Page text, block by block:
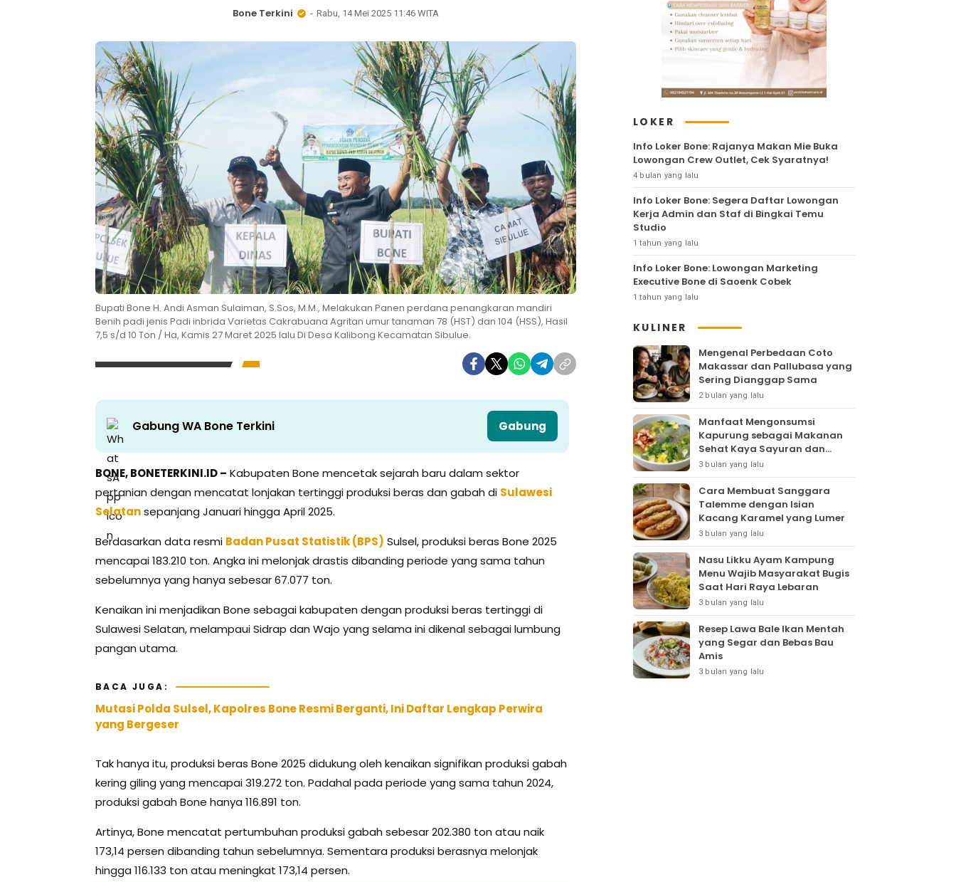
Bone Terkini Rabu, 14 Mei 2025 11:46 WITA
Bupati Bone H. Andi Asman Sulaiman, S.Sos, M.M., Melakukan Panen perdana penangkaran mandiri
Benih padi jenis Padi inbrida Varietas Cakrabuana Agritan umur tanaman 78 (HST) dan 104 (HSS), Hasil
7,5 s/d 10 Ton / Ha, Kamis 27 Maret 2025 lalu Di Desa Kalibong Kecamatan Sibulue.
Gabung WA Bone Terkini Gabung
BONE, BONETERKINI.ID – Kabupaten Bone mencetak sejarah baru dalam sektor
pertanian dengan mencatat lonjakan tertinggi produksi beras dan gabah di Sulawesi
Selatansepanjang Januari hingga April 2025.
Berdasarkan data resmi Badan Pusat Statistik (BPS) Sulsel, produksi beras Bone 2025
mencapai 183.210 ton. Angka ini melonjak drastis dibanding periode yang sama tahun
sebelumnya yang hanya sebesar 67.077 ton.
Kenaikan ini menjadikan Bone sebagai kabupaten dengan produksi beras tertinggi di
Sulawesi Selatan, melampaui Sidrap dan Wajo yang selama ini dikenal sebagai lumbung
pangan utama.
BACA JUGA:
Mutasi Polda Sulsel, Kapolres Bone Resmi Berganti, Ini Daftar Lengkap Perwira
yang Bergeser
Tak hanya itu, produksi beras Bone 2025 didukung oleh kenaikan signifikan produksi gabah
kering giling yang mencapai 319.272 ton. Padahal pada periode yang sama tahun 2024,
produksi gabah Bone hanya 116.891 ton.
Artinya, Bone mencatat pertumbuhan produksi gabah sebesar 202.380 ton atau naik
173,14 persen dibanding tahun sebelumnya. Sementara produksi berasnya melonjak
hingga 116.133 ton atau meningkat 173,14 persen.
LOKER
Info Loker Bone: Rajanya Makan Mie Buka
Lowongan Crew Outlet, Cek Syaratnya!
4 bulan yang lalu
Info Loker Bone: Segera Daftar Lowongan
Kerja Admin dan Staf di Bingkai Temu
Studio
1 tahun yang lalu
Info Loker Bone: Lowongan Marketing
Executive Bone di Saoenk Cobek
1 tahun yang lalu
KULINER
Mengenal Perbedaan Coto
Makassar dan Pallubasa yang
Sering Dianggap Sama
2 bulan yang lalu
Manfaat Mengonsumsi
Kapurung sebagai Makanan
Sehat Kaya Sayuran dan
Protein
3 bulan yang lalu
Cara Membuat Sanggara
Talemme dengan Isian
Kacang Karamel yang Lumer
3 bulan yang lalu
Nasu Likku Ayam Kampung
Menu Wajib Masyarakat Bugis
Saat Hari Raya Lebaran
3 bulan yang lalu
Resep Lawa Bale Ikan Mentah
yang Segar dan Bebas Bau
Amis
3 bulan yang lalu